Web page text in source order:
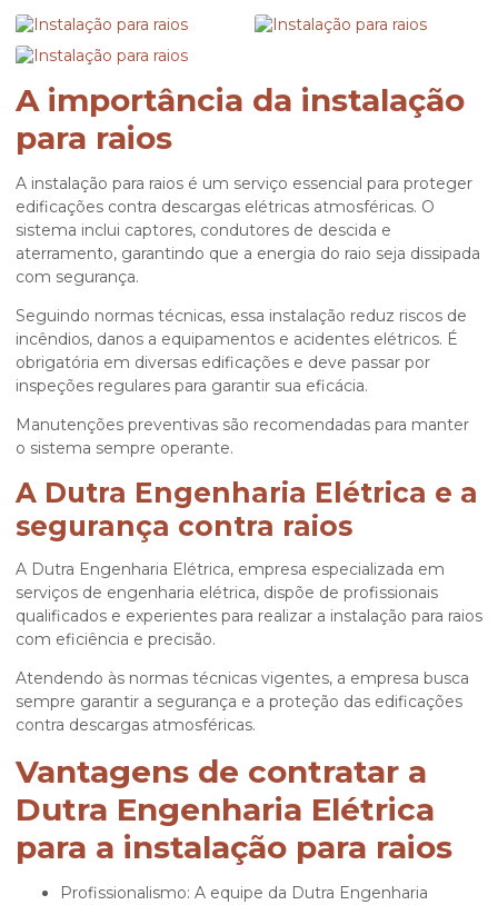
A importância da instalação
para raios
A instalação para raios é um serviço essencial para proteger
edificações contra descargas elétricas atmosféricas. O
sistema inclui captores, condutores de descida e
aterramento, garantindo que a energia do raio seja dissipada
com segurança.
Seguindo normas técnicas, essa instalação reduz riscos de
incêndios, danos a equipamentos e acidentes elétricos. É
obrigatória em diversas edificações e deve passar por
inspeções regulares para garantir sua eficácia.
Manutenções preventivas são recomendadas para manter
o sistema sempre operante.
A Dutra Engenharia Elétrica e a
segurança contra raios
A Dutra Engenharia Elétrica, empresa especializada em
serviços de engenharia elétrica, dispõe de profissionais
qualificados e experientes para realizar a instalação para raios
com eficiência e precisão.
Atendendo às normas técnicas vigentes, a empresa busca
sempre garantir a segurança e a proteção das edificações
contra descargas atmosféricas.
Vantagens de contratar a
Dutra Engenharia Elétrica
para a instalação para raios
Profissionalismo: A equipe da Dutra Engenharia